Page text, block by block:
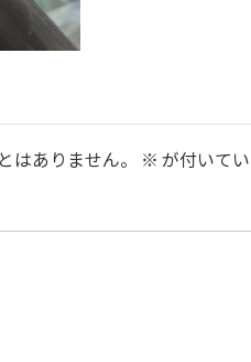
はありません。 ※ が付いて